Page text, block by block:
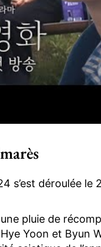
s’est déroulée le
pluie de
Yoon et Byun